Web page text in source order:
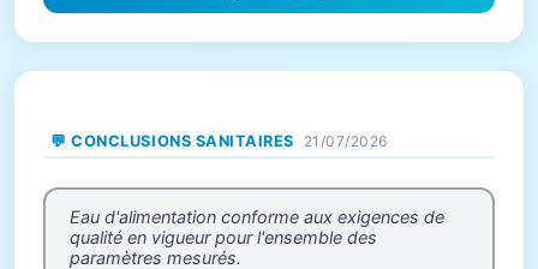
💬 CONCLUSIONS SANITAIRES 21/07/2026
Eau d'alimentation conforme aux exigences de
qualité en vigueur pour l'ensemble des
paramètres mesurés.